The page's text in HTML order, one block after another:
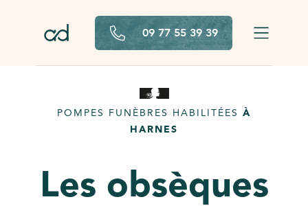
09 77 55 39 39
POMPES FUNÈBRES HABILITÉES À
HARNES
Les obsèques